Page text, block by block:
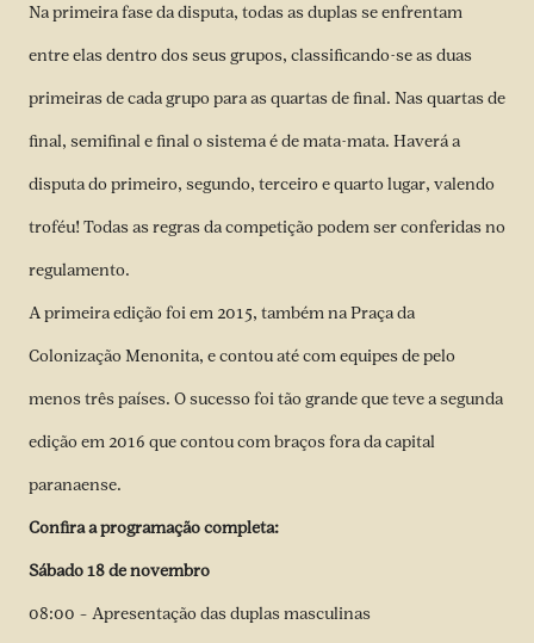
Na primeira fase da disputa, todas as duplas se enfrentam
entre elas dentro dos seus grupos, classificando-se as duas
primeiras de cada grupo para as quartas de final. Nas quartas de
final, semifinal e final o sistema é de mata-mata. Haverá a
disputa do primeiro, segundo, terceiro e quarto lugar, valendo
troféu! Todas as regras da competição podem ser conferidas no
regulamento.
A primeira edição foi em 2015, também na Praça da
Colonização Menonita, e contou até com equipes de pelo
menos três países. O sucesso foi tão grande que teve a segunda
edição em 2016 que contou com braços fora da capital
paranaense.
Confira a programação completa:
Sábado 18 de novembro
08:00 – Apresentação das duplas masculinas